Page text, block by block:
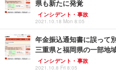
県も新たに発覚
インシデント・事故
2021.10.18 Mon 8:05
年金振込通知書に誤って
三重県と福岡県の一部地
インシデント・事故
2021.10.8 Fri 8:05